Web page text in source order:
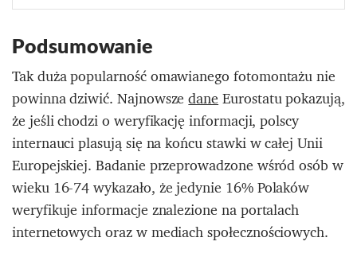
Podsumowanie
Tak duża popularność omawianego fotomontażu nie
powinna dziwić. NajnowszedaneEurostatu pokazują,
że jeśli chodzi o weryfikację informacji, polscy
internauci plasują się na końcu stawki w całej Unii
Europejskiej. Badanie przeprowadzone wśród osób w
wieku 16-74 wykazało, że jedynie 16% Polaków
weryfikuje informacje znalezione na portalach
internetowych oraz w mediach społecznościowych.